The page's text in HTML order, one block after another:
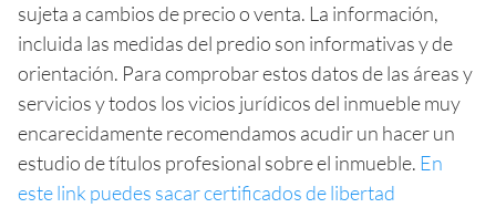
sujeta a cambios de precio o venta. La información,
incluida las medidas del predio son informativas y de
orientación. Para comprobar estos datos de las áreas y
servicios y todos los vicios jurídicos del inmueble muy
encarecidamente recomendamos acudir un hacer un
estudio de títulos profesional sobre el inmueble. En
este link puedes sacar certificados de libertad